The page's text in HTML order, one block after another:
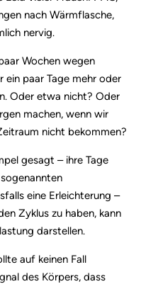
nach Wärmflasche,
nervig.
Wochen wegen
paar Tage mehr oder
Oder etwa nicht? Oder
machen, wenn wir
nicht bekommen?
gesagt – ihre Tage
eine Erleichterung –
Zyklus zu haben, kann
darstellen.
auf keinen Fall
des Körpers, dass